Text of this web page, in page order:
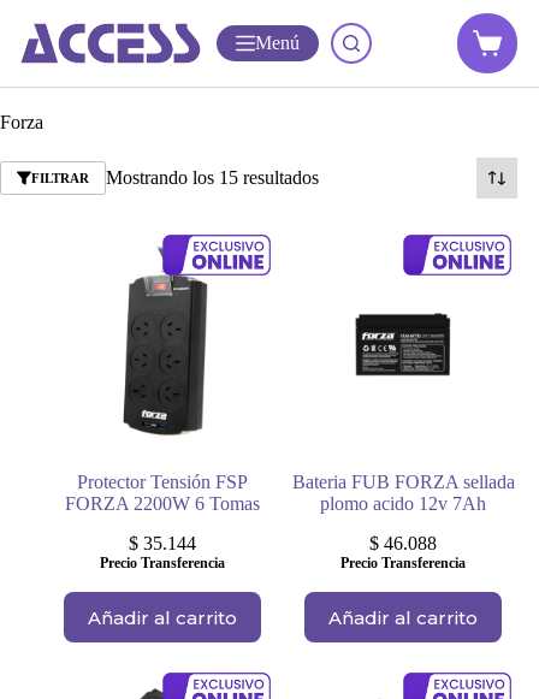
Menú
Forza
FILTRAR Mostrando los 15 resultados
Protector Tensión FSP
FORZA 2200W 6 Tomas
$ 35.144
Precio Transferencia
Añadir al carrito
Bateria FUB FORZA sellada
plomo acido 12v 7Ah
$ 46.088
Precio Transferencia
Añadir al carrito